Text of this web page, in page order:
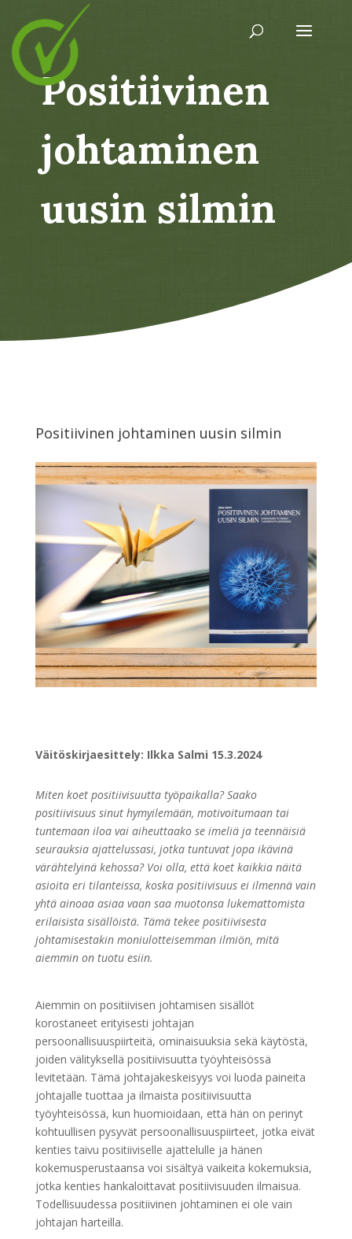
Positiivinen
johtaminen
uusin silmin
Positiivinen johtaminen uusin silmin
Väitöskirjaesittely: Ilkka Salmi 15.3.2024
Miten koet positiivisuutta työpaikalla? Saako
positiivisuus sinut hymyilemään, motivoitumaan tai
tuntemaan iloa vai aiheuttaako se imeliä ja teennäisiä
seurauksia ajattelussasi, jotka tuntuvat jopa ikävinä
värähtelyinä kehossa? Voi olla, että koet kaikkia näitä
asioita eri tilanteissa, koska positiivisuus ei ilmennä vain
yhtä ainoaa asiaa vaan saa muotonsa lukemattomista
erilaisista sisällöistä. Tämä tekee positiivisesta
johtamisestakin moniulotteisemman ilmiön, mitä
aiemmin on tuotu esiin.
Aiemmin on positiivisen johtamisen sisällöt
korostaneet erityisesti johtajan
persoonallisuuspiirteitä, ominaisuuksia sekä käytöstä,
joiden välityksellä positiivisuutta työyhteisössä
levitetään. Tämä johtajakeskeisyys voi luoda paineita
johtajalle tuottaa ja ilmaista positiivisuutta
työyhteisössä, kun huomioidaan, että hän on perinyt
kohtuullisen pysyvät persoonallisuuspiirteet, jotka eivät
kenties taivu positiiviselle ajattelulle ja hänen
kokemusperustaansa voi sisältyä vaikeita kokemuksia,
jotka kenties hankaloittavat positiivisuuden ilmaisua.
Todellisuudessa positiivinen johtaminen ei ole vain
johtajan harteilla.